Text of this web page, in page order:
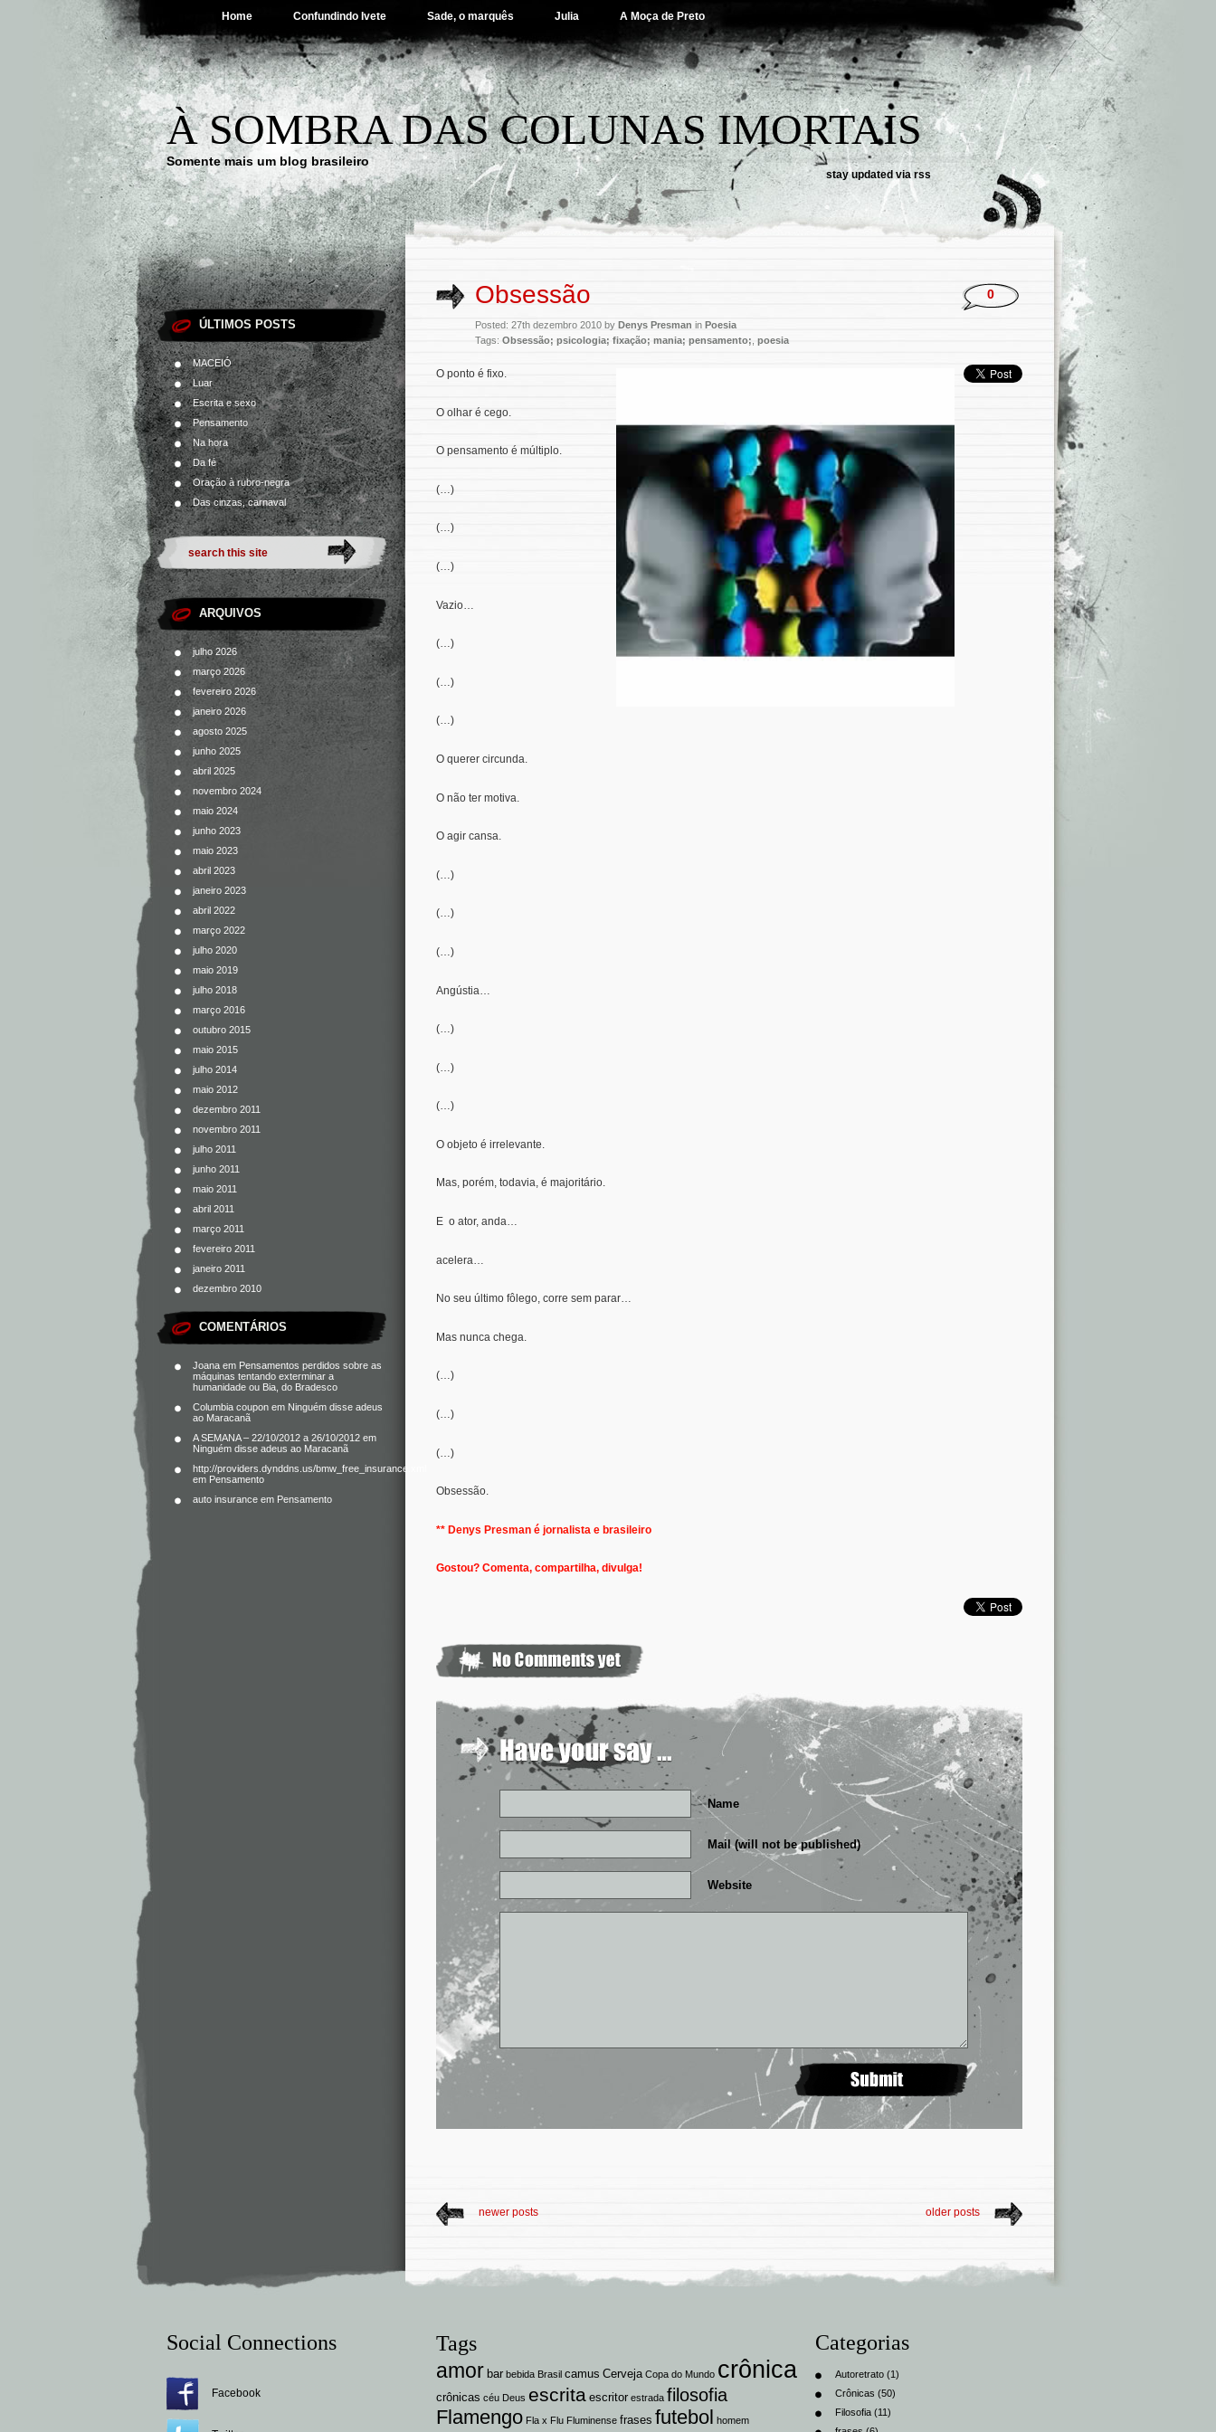
Home Confundindo Ivete Sade, o marquês Julia A Moça de Preto
À SOMBRA DAS COLUNAS IMORTAIS
Somente mais um blog brasileiro
stay updated viarss
ÚLTIMOS POSTS
MACEIÓ
Luar
Escrita e sexo
Pensamento
Na hora
Da fé
Oração à rubro-negra
Das cinzas, carnaval
ARQUIVOS
julho 2026
março 2026
fevereiro 2026
janeiro 2026
agosto 2025
junho 2025
abril 2025
novembro 2024
maio 2024
junho 2023
maio 2023
abril 2023
janeiro 2023
abril 2022
março 2022
julho 2020
maio 2019
julho 2018
março 2016
outubro 2015
maio 2015
julho 2014
maio 2012
dezembro 2011
novembro 2011
julho 2011
junho 2011
maio 2011
abril 2011
março 2011
fevereiro 2011
janeiro 2011
dezembro 2010
COMENTÁRIOS
Joana em Pensamentos perdidos sobre as
máquinas tentando exterminar a
humanidade ou Bia, do Bradesco
Columbia coupon em Ninguém disse adeus
ao Maracanã
A SEMANA – 22/10/2012 a 26/10/2012 em
Ninguém disse adeus ao Maracanã
http://providers.dynddns.us/bmw_free_insurance.xml
em Pensamento
auto insurance em Pensamento
Obsessão
Posted: 27th dezembro 2010 by Denys Presman in Poesia
Tags: Obsessão; psicologia; fixação; mania; pensamento; poesia
0
O ponto é fixo.
O olhar é cego.
O pensamento é múltiplo.
(…)
(…)
(…)
Vazio…
(…)
(…)
(…)
O querer circunda.
O não ter motiva.
O agir cansa.
(…)
(…)
(…)
Angústia…
(…)
(…)
(…)
O objeto é irrelevante.
Mas, porém, todavia, é majoritário.
E o ator, anda…
acelera…
No seu último fôlego, corre sem parar…
Mas nunca chega.
(…)
(…)
(…)
Obsessão.
** Denys Presman é jornalista e brasileiro
Gostou? Comenta, compartilha, divulga!
Name
Mail (will not be published)
Website
newer posts older posts
Social Connections
Facebook
Tags
amor bar bebida Brasil camus Cerveja Copa do Mundo crônica
crônicas céu Deus escrita escritor estrada filosofia
Flamengo Fla x Flu Fluminense frases futebol homem
Categorias
Autoretrato (1)
Crônicas (50)
Filosofia (11)